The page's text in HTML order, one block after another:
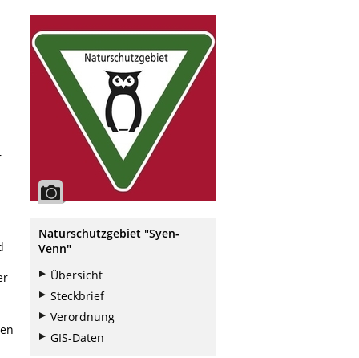
Naturschutzgebiet "Syen-
Venn"
Übersicht
Steckbrief
Verordnung
GIS-Daten